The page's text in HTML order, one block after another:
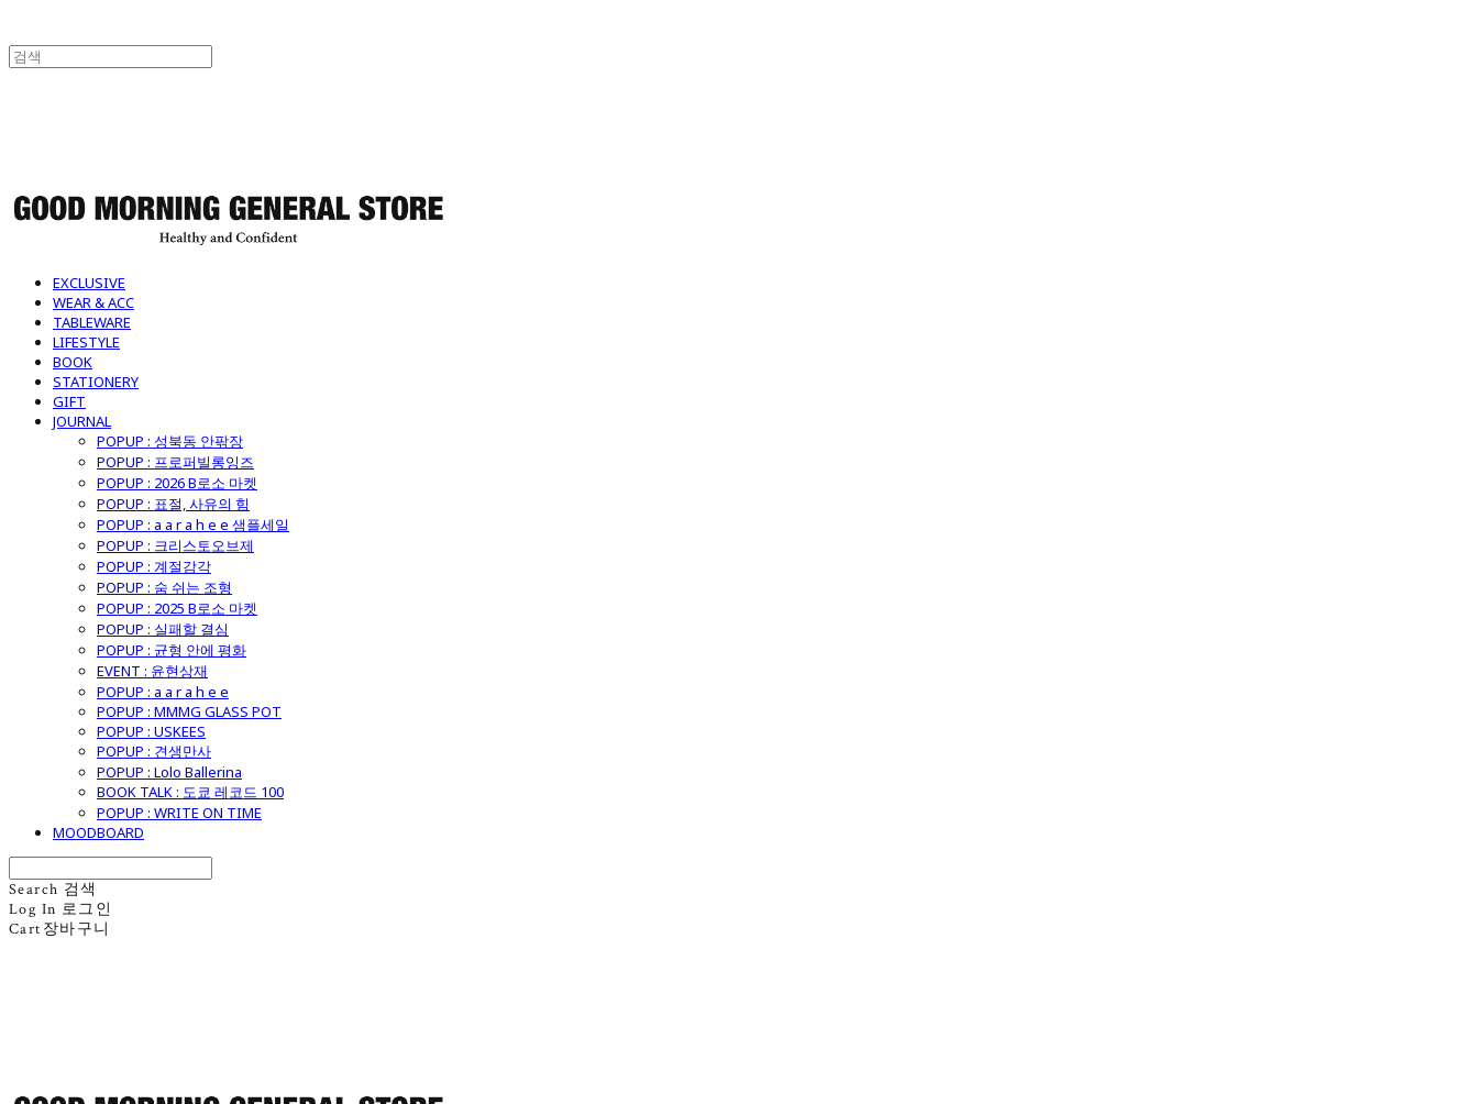
EXCLUSIVE
WEAR & ACC
TABLEWARE
LIFESTYLE
BOOK
STATIONERY
GIFT
JOURNAL
POPUP : 성북동 안팎장
POPUP : 프로퍼빌롱잉즈
POPUP : 2026 B로소 마켓
POPUP : 표절, 사유의 힘
POPUP : a a r a h e e 샘플세일
POPUP : 크리스토오브제
POPUP : 계절감각
POPUP : 숨 쉬는 조형
POPUP : 2025 B로소 마켓
POPUP : 실패할 결심
POPUP : 균형 안에 평화
EVENT : 윤현상재
POPUP : a a r a h e e
POPUP : MMMG GLASS POT
POPUP : USKEES
POPUP : 견생만사
POPUP : Lolo Ballerina
BOOK TALK : 도쿄 레코드 100
POPUP : WRITE ON TIME
MOODBOARD
Search 검색
Log In 로그인
Cart 장바구니